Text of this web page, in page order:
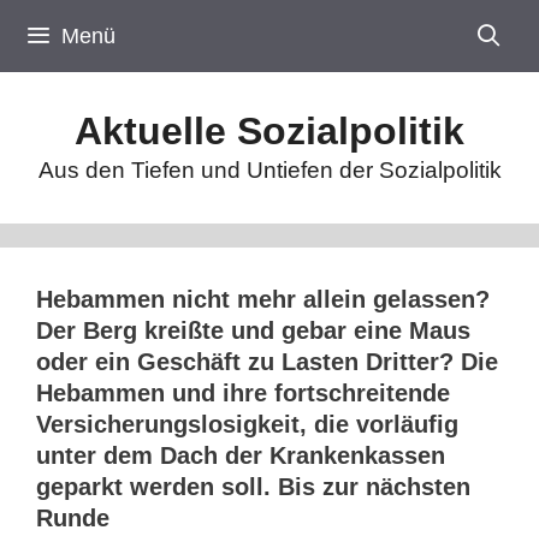
Inhalt
springen
Menü
Aktuelle Sozialpolitik
Aus den Tiefen und Untiefen der Sozialpolitik
Hebammen nicht mehr allein gelassen?
Der Berg kreißte und gebar eine Maus
oder ein Geschäft zu Lasten Dritter? Die
Hebammen und ihre fortschreitende
Versicherungslosigkeit, die vorläufig
unter dem Dach der Krankenkassen
geparkt werden soll. Bis zur nächsten
Runde